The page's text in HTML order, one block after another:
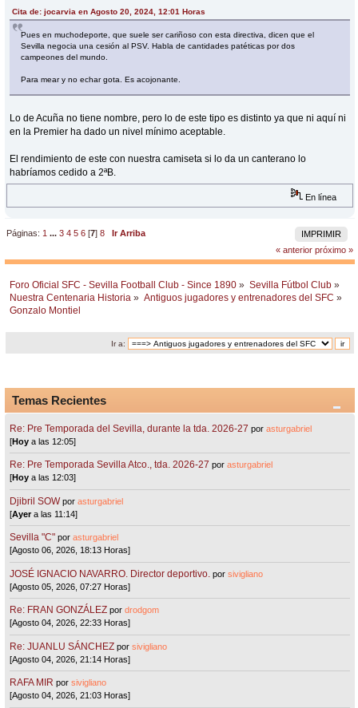
Cita de: jocarvia en Agosto 20, 2024, 12:01 Horas
Pues en muchodeporte, que suele ser cariñoso con esta directiva, dicen que el
Sevilla negocia una cesión al PSV. Habla de cantidades patéticas por dos
campeones del mundo.
Para mear y no echar gota. Es acojonante.
Lo de Acuña no tiene nombre, pero lo de este tipo es distinto ya que ni aquí ni
en la Premier ha dado un nivel mínimo aceptable.
El rendimiento de este con nuestra camiseta si lo da un canterano lo
habríamos cedido a 2ªB.
En línea
IMPRIMIR
Páginas: 1 ...3 4 5 6 [7]8
Ir Arriba
« anterior próximo »
Foro Oficial SFC - Sevilla Football Club - Since 1890 » Sevilla Fútbol Club »
Nuestra Centenaria Historia » Antiguos jugadores y entrenadores del SFC »
Gonzalo Montiel
Ir a:
Temas Recientes
Re: Pre Temporada del Sevilla, durante la tda. 2026-27 porasturgabriel
[Hoy a las 12:05]
Re: Pre Temporada Sevilla Atco., tda. 2026-27 porasturgabriel
[Hoy a las 12:03]
Djibril SOW porasturgabriel
[Ayera las 11:14]
Sevilla "C"porasturgabriel
[Agosto 06, 2026, 18:13 Horas]
JOSÉ IGNACIO NAVARRO. Director deportivo. porsivigliano
[Agosto 05, 2026, 07:27 Horas]
Re: FRAN GONZÁLEZ pordrodgom
[Agosto 04, 2026, 22:33 Horas]
Re: JUANLU SÁNCHEZ porsivigliano
[Agosto 04, 2026, 21:14 Horas]
RAFA MIR porsivigliano
[Agosto 04, 2026, 21:03 Horas]